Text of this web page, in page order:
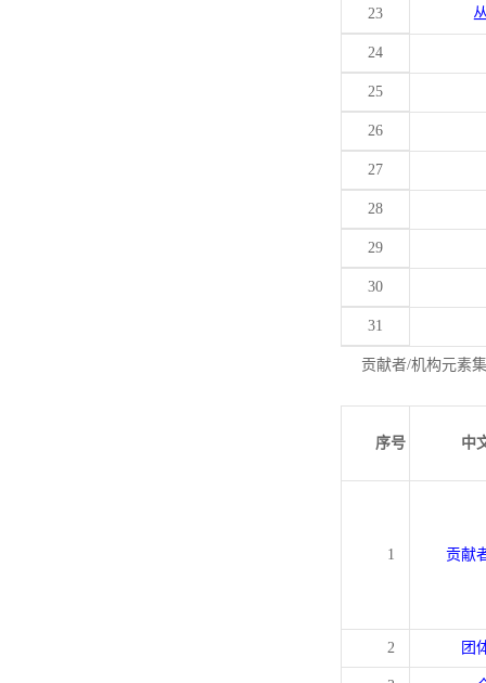
23
24
25
26
27
28
29
30
31
贡献者/机构元素
序号 中
1 贡献
2 团